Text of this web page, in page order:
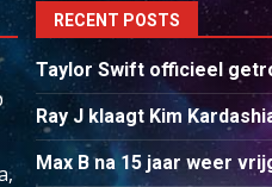
RECENT POSTS
Taylor Swift officieel
Ray J klaagt Kim
Max B na 15 jaar weer